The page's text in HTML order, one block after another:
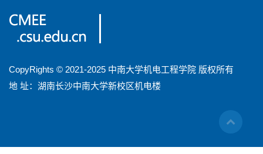
CopyRights © 2021-2025 中南大学机电工程学院 版权所有
地 址：湖南长沙中南大学新校区机电楼